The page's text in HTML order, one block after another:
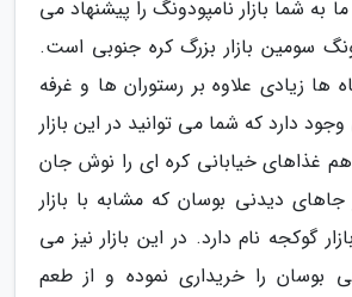
به شما بازار نامپودونگ را پیشنهاد می
سومین بازار بزرگ کره جنوبی است.
ها زیادی علاوه بر رستوران ها و غرفه
دارد که شما می توانید در این بازار
غذاهای خیابانی کره ای را نوش جان
دیدنی بوسان که مشابه با بازار
گوکجه نام دارد. در این بازار نیز می
بوسان را خریداری نموده و از طعم